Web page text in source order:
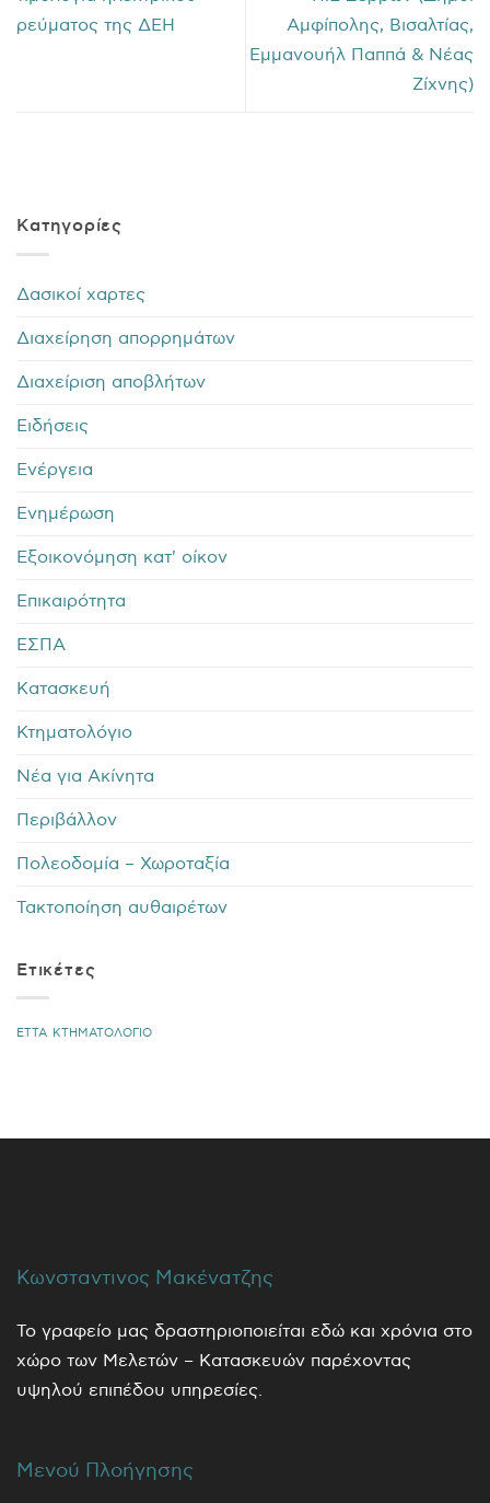
ρεύματος της ΔΕΗ
Αμφίπολης, Βισαλτίας,
Εμμανουήλ Παππά & Νέας
Ζίχνης)
Kατηγορίες
Δασικοί χαρτες
Διαχείρηση απορρημάτων
Διαχείριση αποβλήτων
Ειδήσεις
Ενέργεια
Ενημέρωση
Εξοικονόμηση κατ' οίκον
Επικαιρότητα
ΕΣΠΑ
Κατασκευή
Κτηματολόγιο
Νέα για Ακίνητα
Περιβάλλον
Πολεοδομία – Χωροταξία
Τακτοποίηση αυθαιρέτων
Ετικέτες
ΕΤΤΑ ΚΤΗΜΑΤΟΛΟΓΙΟ
Κωνσταντινος Μακένατζης
Το γραφείο μας δραστηριοποιείται εδώ και χρόνια στο
χώρο των Μελετών – Κατασκευών παρέχοντας
υψηλού επιπέδου υπηρεσίες.
Μενού Πλοήγησης